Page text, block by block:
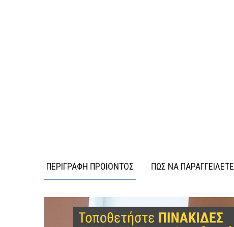
ΠΕΡΙΓΡΑΦΗ ΠΡΟΙΟΝΤΟΣ ΠΩΣ ΝΑ ΠΑΡΑΓΓΕΙΛΕΤΕ